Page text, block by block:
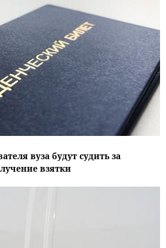
вуза будут судить за
взятки